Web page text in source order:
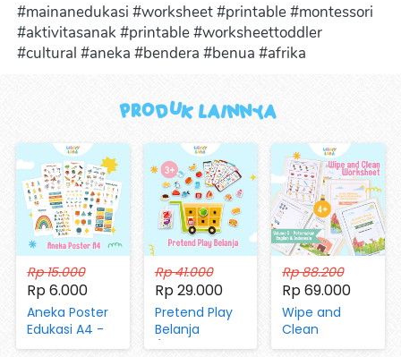
#mainanedukasi #worksheet #printable #montessori
#aktivitasanak #printable #worksheettoddler
#cultural #aneka #bendera #benua #afrika
Produk Lainnya
Rp 15.000
Rp 6.000
Aneka Poster
Edukasi A4 -
Mengenal
Rp 41.000
Rp 29.000
Pretend Play
Belanja
(dengan
Rp 88.200
Rp 69.000
Wipe and
Clean
Worksheet Vol